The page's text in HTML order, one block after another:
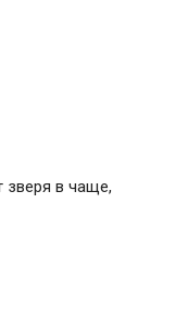
зверя в чаще,